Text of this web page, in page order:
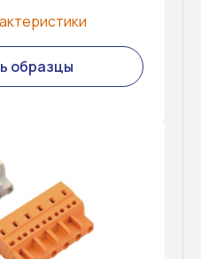
образцы